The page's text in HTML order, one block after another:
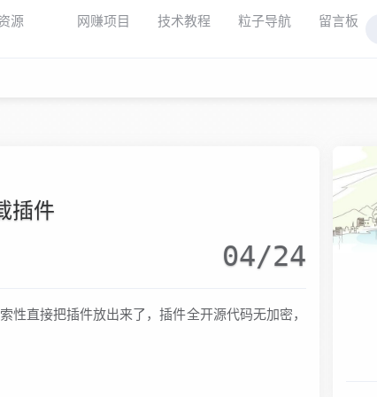
源 网赚项目 技术教程 粒子导航 留言板
插件
04/24
直接把插件放出来了，插件全开源代码无加密，